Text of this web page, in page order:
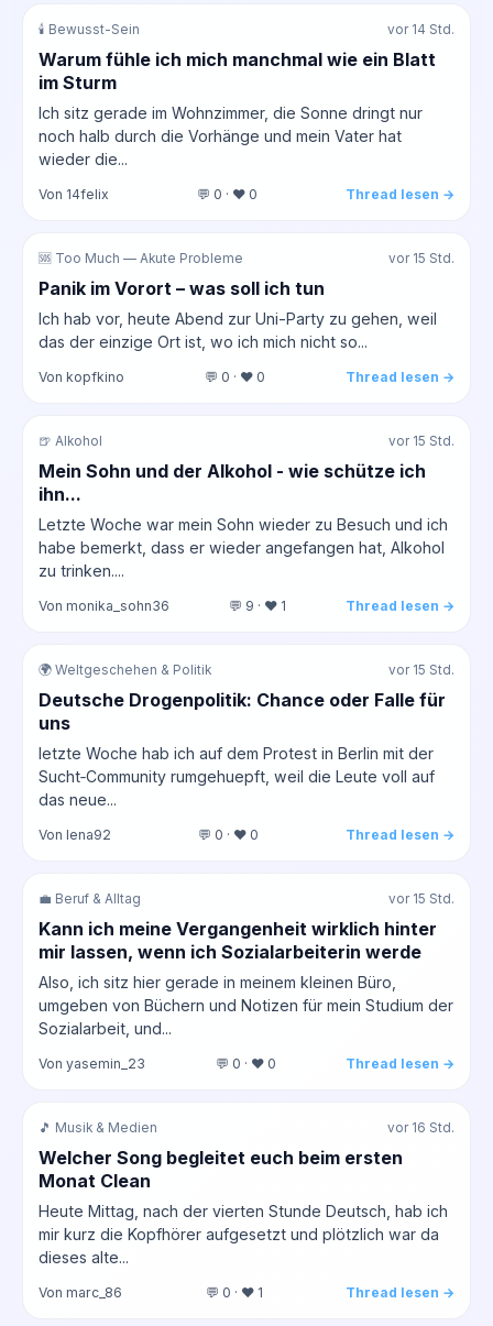
🕯️ Bewusst-Sein vor 14 Std.
Warum fühle ich mich manchmal wie ein Blatt
im Sturm
Ich sitz gerade im Wohnzimmer, die Sonne dringt nur
noch halb durch die Vorhänge und mein Vater hat
wieder die...
Von 14felix 💬 0 · ❤️ 0 Thread lesen →
🆘 Too Much — Akute Probleme vor 15 Std.
Panik im Vorort – was soll ich tun
Ich hab vor, heute Abend zur Uni-Party zu gehen, weil
das der einzige Ort ist, wo ich mich nicht so...
Von kopfkino 💬 0 · ❤️ 0 Thread lesen →
🍺 Alkohol vor 15 Std.
Mein Sohn und der Alkohol - wie schütze ich
ihn...
Letzte Woche war mein Sohn wieder zu Besuch und ich
habe bemerkt, dass er wieder angefangen hat, Alkohol
zu trinken....
Von monika_sohn36 💬 9 · ❤️ 1 Thread lesen →
🌍 Weltgeschehen & Politik vor 15 Std.
Deutsche Drogenpolitik: Chance oder Falle für
uns
letzte Woche hab ich auf dem Protest in Berlin mit der
Sucht‑Community rumgehuepft, weil die Leute voll auf
das neue...
Von lena92 💬 0 · ❤️ 0 Thread lesen →
💼 Beruf & Alltag vor 15 Std.
Kann ich meine Vergangenheit wirklich hinter
mir lassen, wenn ich Sozialarbeiterin werde
Also, ich sitz hier gerade in meinem kleinen Büro,
umgeben von Büchern und Notizen für mein Studium der
Sozialarbeit, und...
Von yasemin_23 💬 0 · ❤️ 0 Thread lesen →
🎵 Musik & Medien vor 16 Std.
Welcher Song begleitet euch beim ersten
Monat Clean
Heute Mittag, nach der vierten Stunde Deutsch, hab ich
mir kurz die Kopfhörer aufgesetzt und plötzlich war da
dieses alte...
Von marc_86 💬 0 · ❤️ 1 Thread lesen →